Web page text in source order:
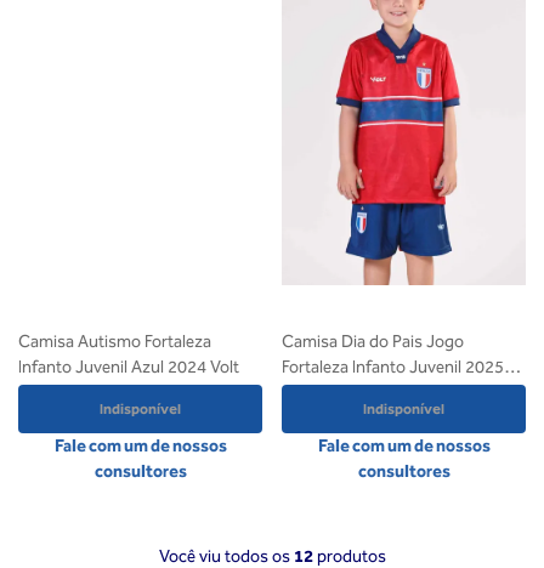
Camisa Autismo Fortaleza
Infanto Juvenil Azul 2024 Volt
Indisponível
Fale com um de nossos
consultores
Camisa Dia do Pais Jogo
Fortaleza Infanto Juvenil 2025
Volt
Indisponível
Fale com um de nossos
consultores
Você viu todos os 12produtos